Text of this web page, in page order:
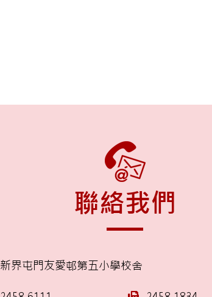
聯絡我們
新界屯門友愛邨第五小學校舍